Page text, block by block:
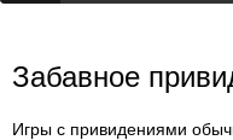
Забавное
Игры с привидениями